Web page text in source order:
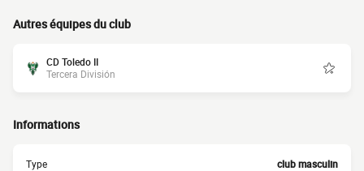
Autres équipes du club
CD Toledo II
Tercera División
Informations
Type club masculin